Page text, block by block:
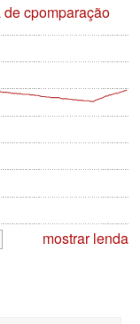
cpomparação
mostrar lenda